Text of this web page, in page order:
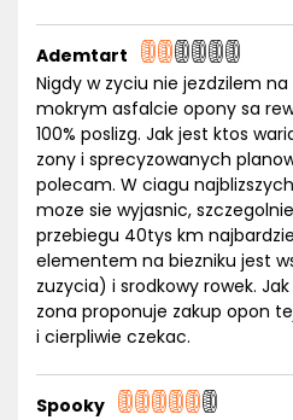
Ademtart
Nigdy w zyciu nie jezdzilem
mokrym asfalcie opony sa
100% poslizg. Jak jest ktos
zony i sprecyzowanych
polecam. W ciagu
moze sie wyjasnic,
przebiegu 40tys km
elementem na biezniku jest
zuzycia) i srodkowy rowek.
zona proponuje zakup opon
i cierpliwie czekac.
Spooky